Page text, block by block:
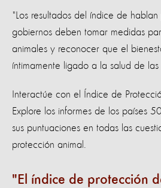
"Los resultados del índice de hablan
gobiernos deben tomar medidas
animales y reconocer que el
íntimamente ligado a la salud de las
Interactúe con el Índice de
Explore los informes de los países
sus puntuaciones en todas las
protección animal.
El índice de protección